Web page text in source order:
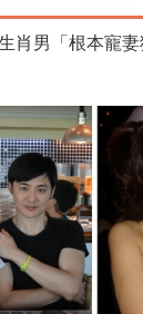
肖男「根本寵